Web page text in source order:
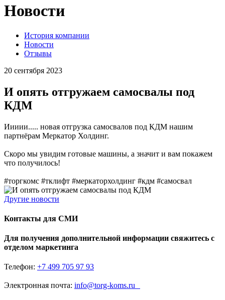
Новости
История компании
Новости
Отзывы
20 сентября 2023
И опять отгружаем самосвалы под
КДМ
Иииии..... новая отгрузка самосвалов под КДМ нашим
партнёрам Меркатор Холдинг.
Скоро мы увидим готовые машины, а значит и вам покажем
что получилось!
#торгкомс #тклифт #меркаторхолдинг #кдм #самосвал
Другие новости
Контакты для СМИ
Для получения дополнительной информации свяжитесь с
отделом маркетинга
Телефон: +7 499 705 97 93
Электронная почта: info@torg-koms.ru